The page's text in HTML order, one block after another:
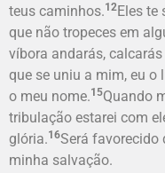
teus caminhos.12Eles te
que não tropeces em
víbora andarás,
que se uniu a mim, eu o
o meu nome.15Quando
tribulação estarei com
glória.16Será favorecido
minha salvação.